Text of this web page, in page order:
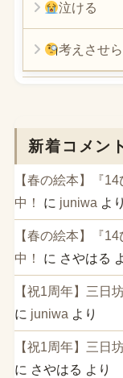
泣ける
考えさせ
新着コメン
【春の絵本】『
中！
に juniwa より
【春の絵本】『
中！
に さやはる
【祝1周年】三日
に juniwa より
【祝1周年】三日
に さやはる より